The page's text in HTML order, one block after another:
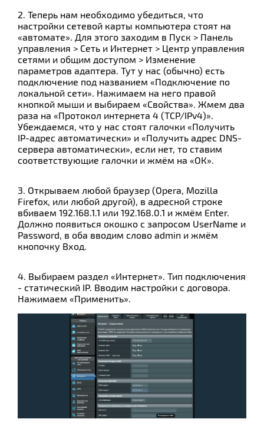
2. Теперь нам необходимо убедиться, что
настройки сетевой карты компьютера стоят на
«автомате». Для этого заходим в Пуск > Панель
управления > Сеть и Интернет > Центр управления
сетями и общим доступом > Изменение
параметров адаптера. Тут у нас (обычно) есть
подключение под названием «Подключение по
локальной сети». Нажимаем на него правой
кнопкой мыши и выбираем «Свойства». Жмем два
раза на «Протокол интернета 4 (TCP/IPv4)».
Убеждаемся, что у нас стоят галочки «Получить
IP-адрес автоматически» и «Получить адрес DNS-
сервера автоматически», если нет, то ставим
соответствующие галочки и жмём на «ОК».
3. Открываем любой браузер (Opera, Mozilla
Firefox, или любой другой), в адресной строке
вбиваем 192.168.1.1 или 192.168.0.1 и жмём Enter.
Должно появиться окошко с запросом UserName и
Password, в оба вводим слово admin и жмём
кнопочку Вход.
4. Выбираем раздел «Интернет». Тип подключения
- статический IP. Вводим настройки с договора.
Нажимаем «Применить».